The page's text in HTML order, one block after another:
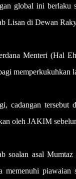
global ini berlaku
Lisan di Dewan
Menteri (Hal
memperkukuhkan
cadangan tersebut
oleh JAKIM
soalan asal
memenuhi piawaian